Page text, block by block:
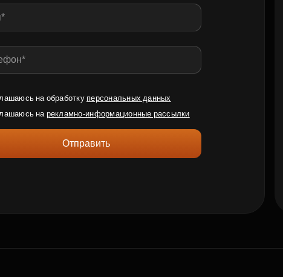
на обработку персональных данных
нарекламно-информационные рассылки
Отправить